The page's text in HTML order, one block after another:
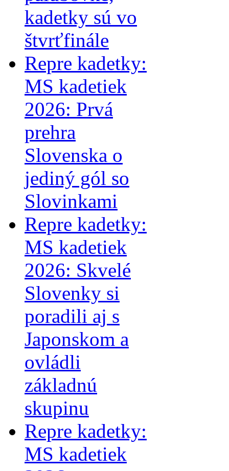
kadetky sú vo
štvrťfinále
Repre kadetky:
MS kadetiek
2026: Prvá
prehra
Slovenska o
jediný gól so
Slovinkami
Repre kadetky:
MS kadetiek
2026: Skvelé
Slovenky si
poradili aj s
Japonskom a
ovládli
základnú
skupinu
Repre kadetky:
MS kadetiek